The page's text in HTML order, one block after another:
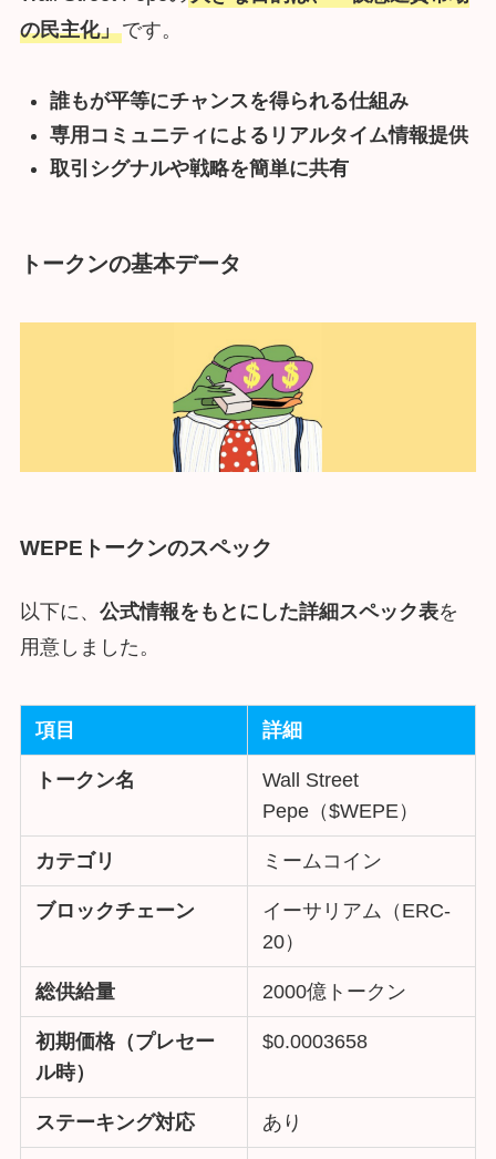
の民主化」です。
誰もが平等にチャンスを得られる仕組み
専用コミュニティによるリアルタイム情報提供
取引シグナルや戦略を簡単に共有
トークンの基本データ
WEPEトークンのスペック
以下に、 公式情報をもとにした詳細スペック表を
用意しました。
項目 詳細
トークン名
Wall Street
Pepe（$WEPE）
カテゴリ ミームコイン
ブロックチェーン
イーサリアム（ERC-
20）
総供給量 2000億トークン
初期価格（プレセー
ル時）
$0.0003658
ステーキング対応 あり